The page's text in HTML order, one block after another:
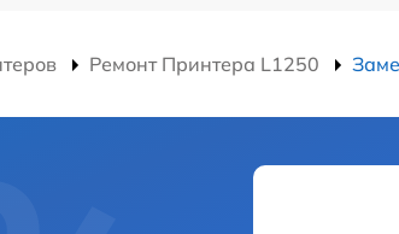
Ремонт Принтера L1250